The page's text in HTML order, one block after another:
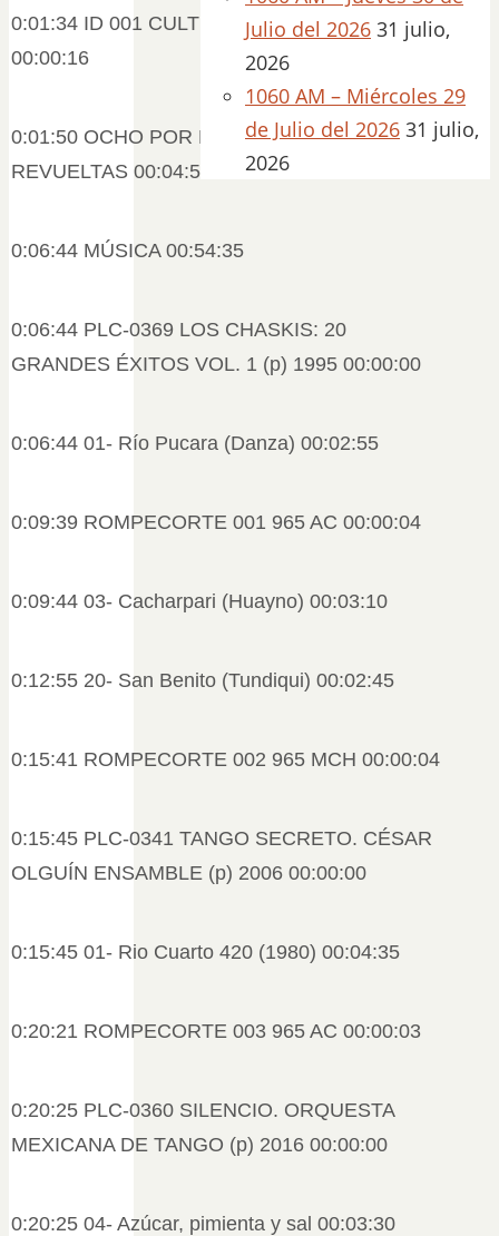
0:01:34 ID 001 CULTURA 965 MÚSICA AC
00:00:16
0:01:50 OCHO POR RADIO DE SILVESTRE
REVUELTAS 00:04:53
0:06:44 MÚSICA 00:54:35
0:06:44 PLC-0369 LOS CHASKIS: 20
GRANDES ÉXITOS VOL. 1 (p) 1995 00:00:00
0:06:44 01- Río Pucara (Danza) 00:02:55
0:09:39 ROMPECORTE 001 965 AC 00:00:04
0:09:44 03- Cacharpari (Huayno) 00:03:10
0:12:55 20- San Benito (Tundiqui) 00:02:45
0:15:41 ROMPECORTE 002 965 MCH 00:00:04
0:15:45 PLC-0341 TANGO SECRETO. CÉSAR
OLGUÍN ENSAMBLE (p) 2006 00:00:00
0:15:45 01- Rio Cuarto 420 (1980) 00:04:35
0:20:21 ROMPECORTE 003 965 AC 00:00:03
0:20:25 PLC-0360 SILENCIO. ORQUESTA
MEXICANA DE TANGO (p) 2016 00:00:00
0:20:25 04- Azúcar, pimienta y sal 00:03:30
Julio del 2026 31 julio,
2026
1060 AM – Miércoles 29
de Julio del 2026 31 julio,
2026